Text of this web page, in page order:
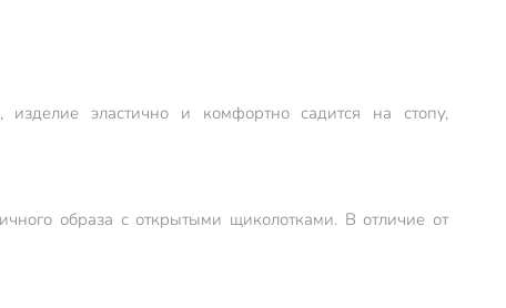
эластично и комфортно садится на стопу,
образа с открытыми щиколотками. В отличие от